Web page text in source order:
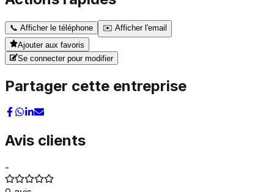
📞 Afficher le téléphone ✉️ Afficher l'email
Ajouter aux favoris
Se connecter pour modifier
Partager cette entreprise
Avis clients
-